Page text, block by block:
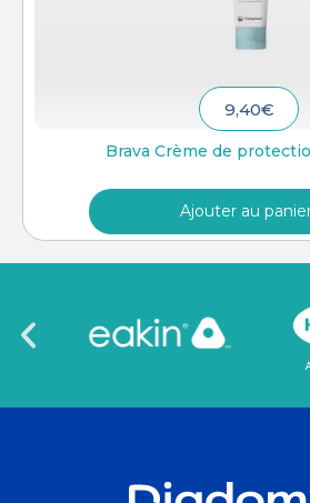
Brava Crème de
9,40€
Ajouter au